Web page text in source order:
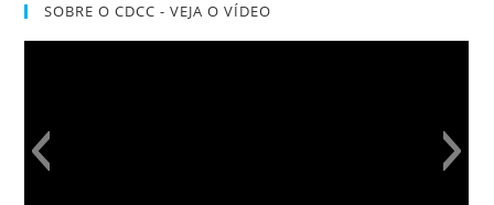
SOBRE O CDCC - VEJA O VÍDEO